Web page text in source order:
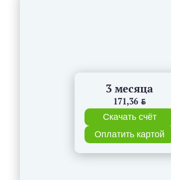
3 месяца
171,36 BYN
Скачать счёт
Оплатить картой